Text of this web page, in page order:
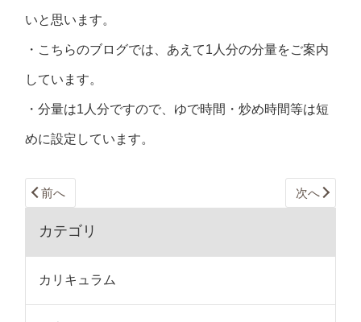
いと思います。
・こちらのブログでは、あえて1人分の分量をご案内
しています。
・分量は1人分ですので、ゆで時間・炒め時間等は短
めに設定しています。
前へ 次へ
カテゴリ
カリキュラム